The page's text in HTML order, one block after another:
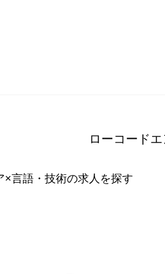
きる点や、最新の技術トレンドを踏まえた継続的な成長が可能で
フローを再設計。業務部門との連携を
ローコード
×言語・技術の求人を探す